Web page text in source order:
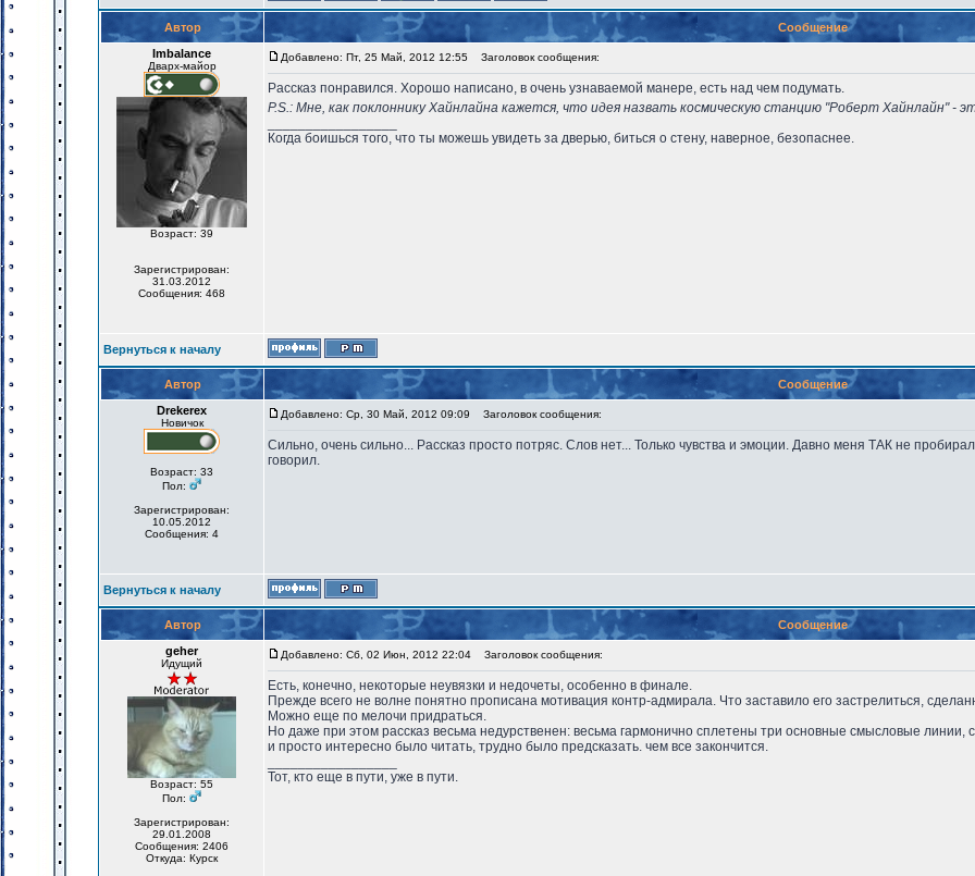
Автор
Сообщение
Imbalance
Дварх-майор
Возраст: 39
Зарегистрирован:
31.03.2012
Сообщения: 468
Добавлено: Пт, 25 Май, 2012 12:55 Заголовок сообщения:
Рассказ понравился. Хорошо написано, в очень узнаваемой манере, есть над чем подумать.
P.S.: Мне, как поклоннику Хайнлайна кажется, что идея назвать космическую станцию "Роберт Хайнлайн" -
Когда боишься того, что ты можешь увидеть за дверью, биться о стену, наверное, безопаснее.
Вернуться к началу
Автор
Сообщение
Drekerex
Новичок
Возраст: 33
Пол:
Зарегистрирован:
10.05.2012
Сообщения: 4
Добавлено: Ср, 30 Май, 2012 09:09 Заголовок сообщения:
Сильно, очень сильно... Рассказ просто потряс. Слов нет... Только чувства и эмоции. Давно меня ТАК не
говорил.
Вернуться к началу
Автор
Сообщение
geher
Идущий
Возраст: 55
Пол:
Зарегистрирован:
29.01.2008
Сообщения: 2406
Откуда: Курск
Добавлено: Сб, 02 Июн, 2012 22:04 Заголовок сообщения:
Есть, конечно, некоторые неувязки и недочеты, особенно в финале.
Прежде всего не волне понятно прописана мотивация контр-адмирала. Что заставило его застрелиться,
Можно еще по мелочи придраться.
Но даже при этом рассказ весьма недурственен: весьма гармонично сплетены три основные смысловые линии,
и просто интересно было читать, трудно было предсказать. чем все закончится.
Тот, кто еще в пути, уже в пути.